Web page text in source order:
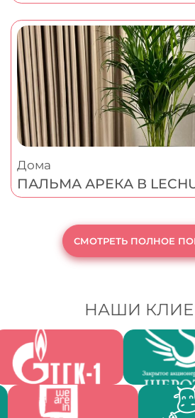
Дома
ПАЛЬМА АРЕКА В
СМОТРЕТЬ ПОЛНОЕ
НАШИ